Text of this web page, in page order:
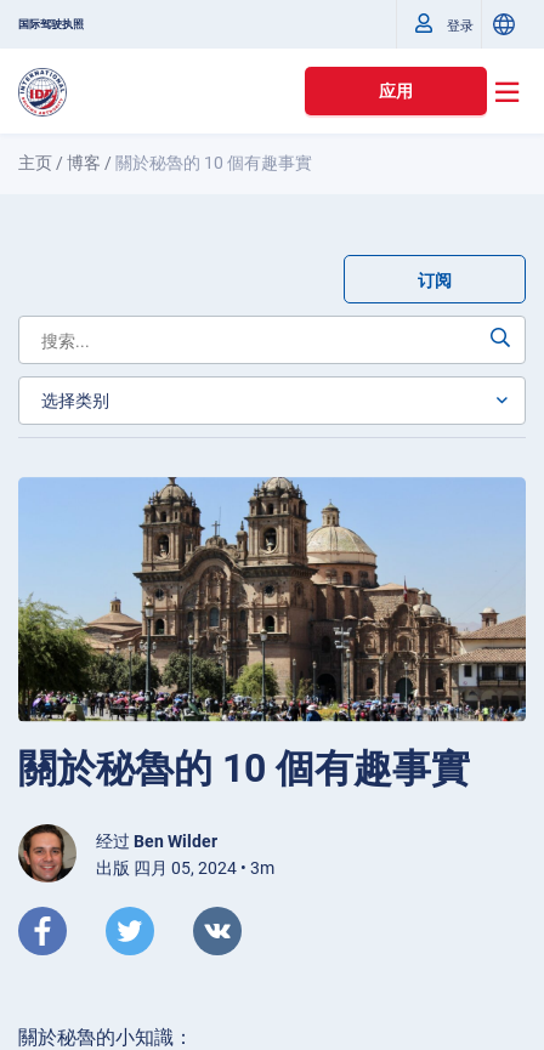
国际驾驶执照 登录
应用
主页 /博客 / 關於秘魯的 10 個有趣事實
订阅
關於秘魯的 10 個有趣事實
经过 Ben Wilder
出版 四月 05, 2024 • 3m
關於秘魯的小知識：